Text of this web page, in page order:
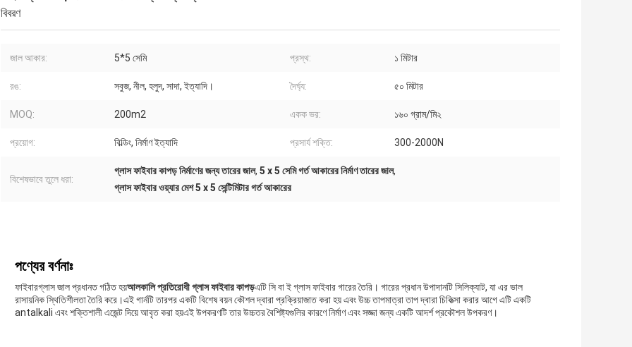
বিবরণ
জাল আকার: 5*5 সেমি প্রস্থ: ১ মিটার
রঙ: সবুজ, নীল, হলুদ, সাদা, ইত্যাদি। দৈর্ঘ্য: ৫০ মিটার
MOQ: 200m2 একক ভর: ১৬০ গ্রাম/মি২
প্রয়োগ: বিল্ডিং, নির্মাণ ইত্যাদি প্রসার্য শক্তি: 300-2000N
বিশেষভাবে তুলে ধরা:
গ্লাস ফাইবার কাপড় নির্মাণের জন্য তারের জাল, 5 x 5 সেমি গর্ত আকারের নির্মাণ তারের জাল,
গ্লাস ফাইবার ওয়্যার মেশ 5 x 5 সেন্টিমিটার গর্ত আকারের
পণ্যের বর্ণনাঃ
ফাইবারগ্লাস জাল প্রধানত গঠিত হয়আলকালি প্রতিরোধী গ্লাস ফাইবার কাপড়এটি সি বা ই গ্লাস ফাইবার গারের তৈরি। গারের প্রধান উপাদানটি সিলিক্যাট, যা এর ভাল
রাসায়নিক স্থিতিশীলতা তৈরি করে।এই গার্নটি তারপর একটি বিশেষ বয়ন কৌশল দ্বারা প্রক্রিয়াজাত করা হয় এবং উচ্চ তাপমাত্রা তাপ দ্বারা চিকিত্সা করার আগে এটি একটি
antalkali এবং শক্তিশালী এজেন্ট দিয়ে আবৃত করা হয়এই উপকরণটি তার উচ্চতর বৈশিষ্ট্যগুলির কারণে নির্মাণ এবং সজ্জা জন্য একটি আদর্শ প্রকৌশল উপকরণ।